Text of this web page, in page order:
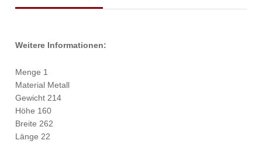
Weitere Informationen:
Menge 1
Material Metall
Gewicht 214
Höhe 160
Breite 262
Länge 22